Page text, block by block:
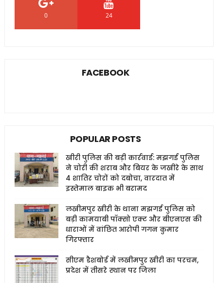
0 24
FACEBOOK
POPULAR POSTS
खीरी पुलिस की बड़ी कार्रवाई: मझगई पुलिस
ने चोरी की शराब और बियर के जखीरे के साथ
4 शातिर चोरों को दबोचा, वारदात में
इस्तेमाल बाइक भी बरामद
लखीमपुर खीरी के थाना मझगई पुलिस को
बड़ी कामयाबी पॉक्सो एक्ट और बीएनएस की
धाराओं में वांछित आरोपी गगन कुमार
गिरफ्तार
सीएम डैशबोर्ड में लखीमपुर खीरी का परचम,
प्रदेश में तीसरे स्थान पर जिला